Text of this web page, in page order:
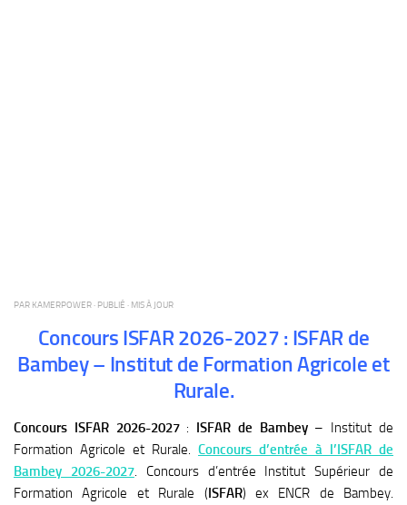
PAR KAMERPOWER· PUBLIÉ · MIS À JOUR
Concours ISFAR 2026-2027 : ISFAR de
Bambey – Institut de Formation Agricole et
Rurale.
Concours ISFAR 2026-2027: ISFAR de Bambey– Institut de
Formation Agricole et Rurale. Concours d’entrée à l’ISFAR de
Bambey 2026-2027. Concours d’entrée Institut Supérieur de
Formation Agricole et Rurale (ISFAR) ex ENCR de Bambey.